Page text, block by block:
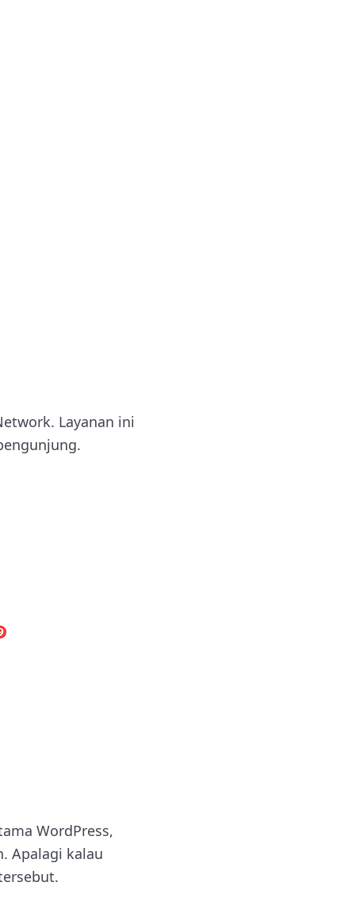
Layanan ini
WordPress,
Apalagi kalau